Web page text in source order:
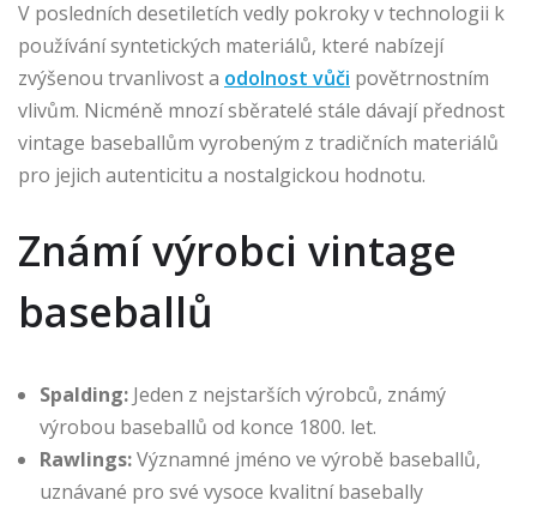
V posledních desetiletích vedly pokroky v technologii k
používání syntetických materiálů, které nabízejí
zvýšenou trvanlivost a odolnost vůči povětrnostním
vlivům. Nicméně mnozí sběratelé stále dávají přednost
vintage baseballům vyrobeným z tradičních materiálů
pro jejich autenticitu a nostalgickou hodnotu.
Známí výrobci vintage
baseballů
Spalding: Jeden z nejstarších výrobců, známý
výrobou baseballů od konce 1800. let.
Rawlings:Významné jméno ve výrobě baseballů,
uznávané pro své vysoce kvalitní basebally